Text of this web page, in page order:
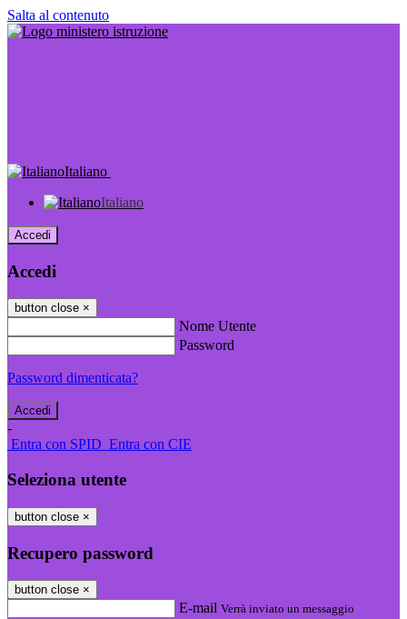
Salta al contenuto
Italiano
Italiano
Accedi
Accedi
button close ×
Nome Utente
Password
Password dimenticata?
-
Entra con SPID Entra con CIE
Seleziona utente
button close ×
Recupero password
button close ×
E-mail Verrà inviato un messaggio